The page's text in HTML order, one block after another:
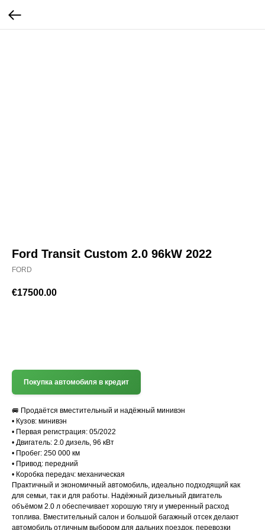
Ford Transit Custom 2.0 96kW 2022
FORD
€17500.00
Покупка автомобиля в кредит
🚐 Продаётся вместительный и надёжный минивэн
• Кузов: минивэн
• Первая регистрация: 05/2022
• Двигатель: 2.0 дизель, 96 кВт
• Пробег: 250 000 км
• Привод: передний
• Коробка передач: механическая
Практичный и экономичный автомобиль, идеально подходящий как
для семьи, так и для работы. Надёжный дизельный двигатель
объёмом 2.0 л обеспечивает хорошую тягу и умеренный расход
топлива. Вместительный салон и большой багажный отсек делают
автомобиль отличным выбором для дальних поездок, перевозки